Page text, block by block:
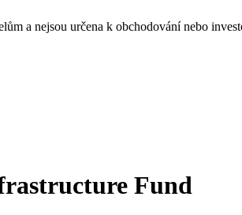
a nejsou určena k obchodování nebo
Fund